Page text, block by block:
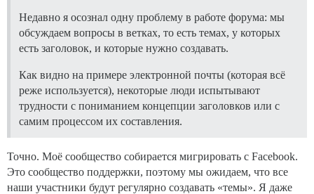
Недавно я осознал одну проблему в работе форума: мы
обсуждаем вопросы в ветках, то есть темах, у которых
есть заголовок, и которые нужно создавать.
Как видно на примере электронной почты (которая всё
реже используется), некоторые люди испытывают
трудности с пониманием концепции заголовков или с
самим процессом их составления.
Точно. Моё сообщество собирается мигрировать с Facebook.
Это сообщество поддержки, поэтому мы ожидаем, что все
наши участники будут регулярно создавать «темы». Я даже